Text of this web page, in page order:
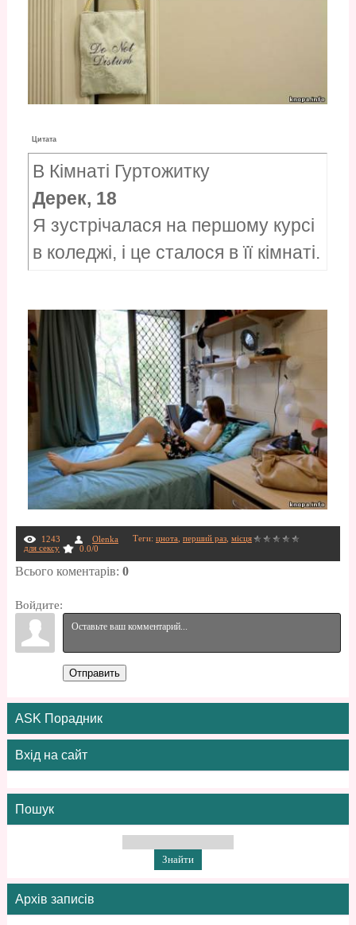
Цитата
В Кімнаті Гуртожитку
Дерек, 18
Я зустрічалася на першому курсі
в коледжі, і це сталося в її кімнаті.
1243 Olenka Теги: цнота перший раз, місця
для сексу
0.0/0
Всього коментарів: 0
Войдите:
Отправить
ASK Порадник
Вхід на сайт
Пошук
Архів записів